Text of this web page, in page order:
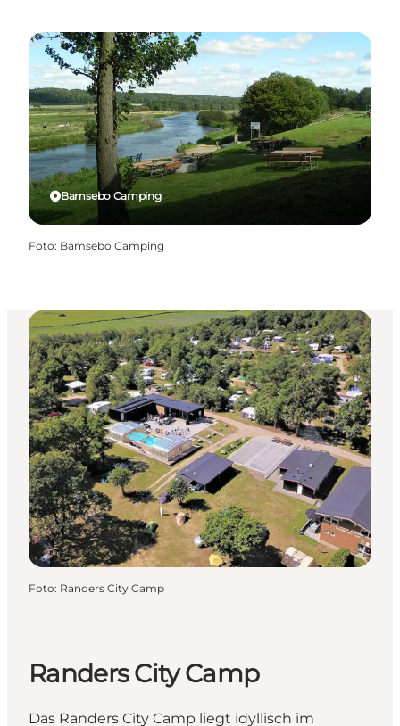
Bamsebo Camping
Foto: Bamsebo Camping
Foto: Randers City Camp
Randers City Camp
Das Randers City Camp liegt idyllisch im